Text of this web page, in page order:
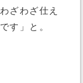
ざわざ仕え
す」と。